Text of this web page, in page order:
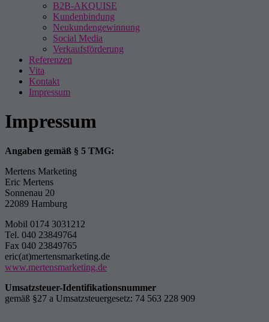
B2B-AKQUISE
Kundenbindung
Neukundengewinnung
Social Media
Verkaufsförderung
Referenzen
Vita
Kontakt
Impressum
Impressum
Angaben gemäß § 5 TMG:
Mertens Marketing
Eric Mertens
Sonnenau 20
22089 Hamburg
Mobil 0174 3031212
Tel. 040 23849764
Fax 040 23849765
eric(at)mertensmarketing.de
www.mertensmarketing.de
Umsatzsteuer-Identifikationsnummer
gemäß §27 a Umsatzsteuergesetz: 74 563 228 909